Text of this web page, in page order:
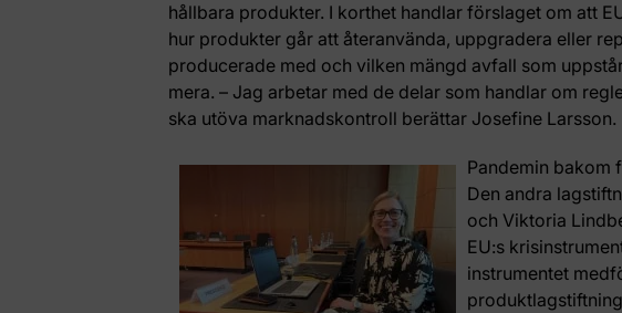
hållbara produkter. I korthet handlar förslaget om att
hur produkter går att återanvända, uppgradera eller
producerade med och vilken mängd avfall som
mera. – Jag arbetar med de delar som handlar om
ska utöva marknadskontroll berättar Josefine Larsson.
Pandemin bakom
Den andra
och Viktoria
EU:s
instrumentet